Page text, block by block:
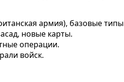
армия), базовые
новые карты.
операции.
войск.